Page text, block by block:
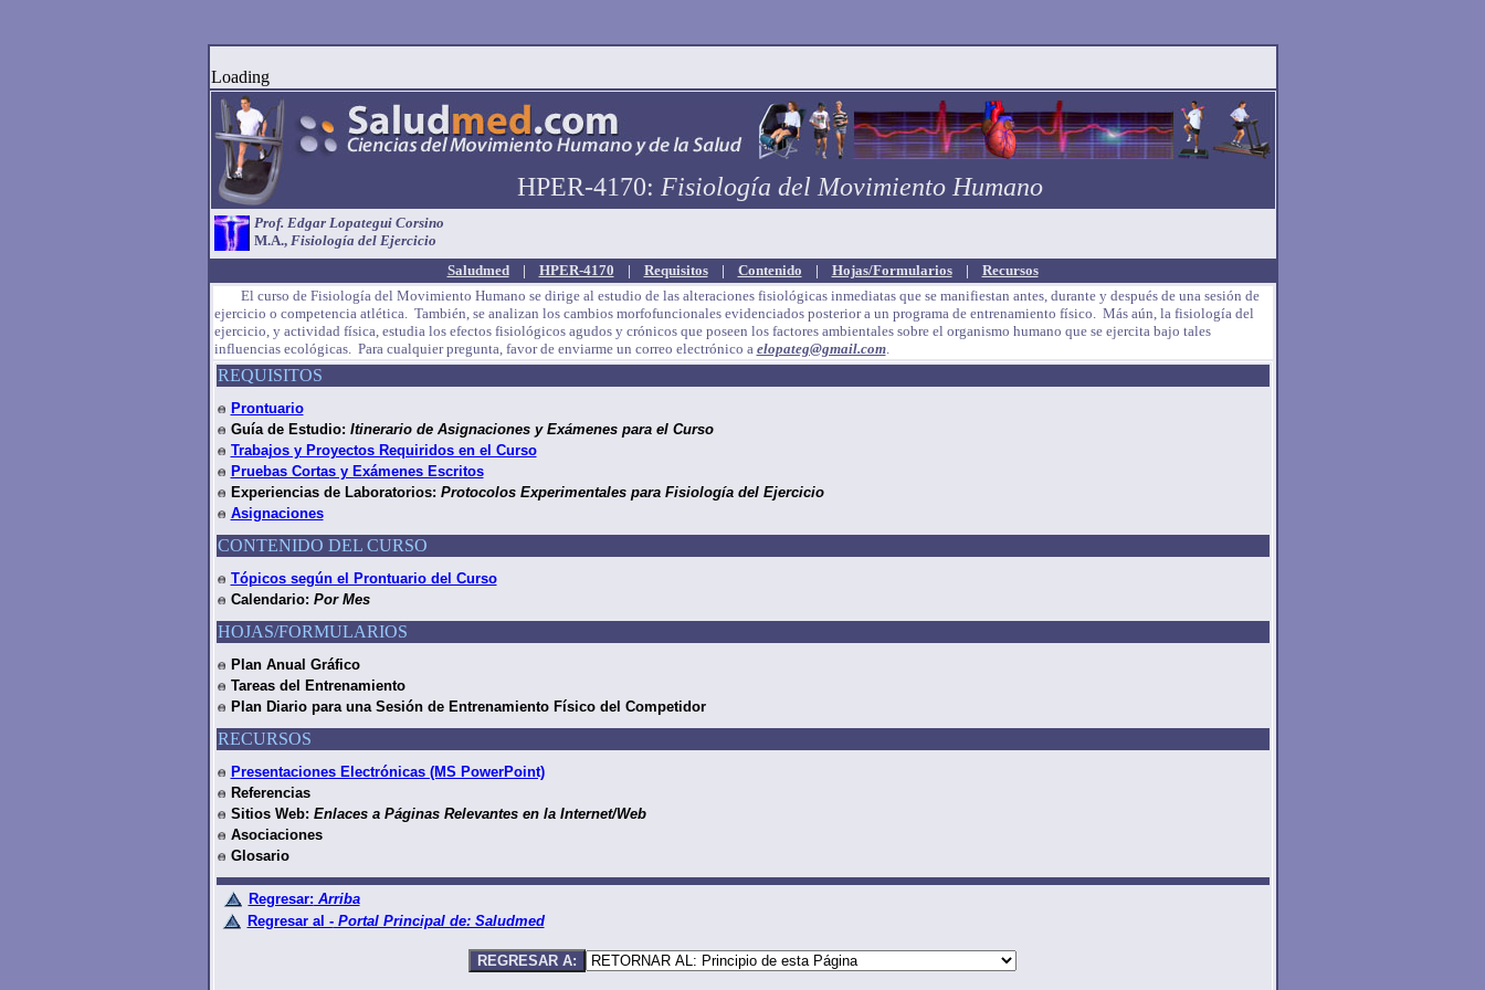
Loading
HPER-4170: Fisiología del Movimiento Humano
Prof. Edgar Lopategui Corsino
M.A., Fisiología del Ejercicio
Saludmed| HPER-4170 | Requisitos| Contenido | Hojas/Formularios| Recursos
El curso de Fisiología del Movimiento Humano se dirige al estudio de las alteraciones fisiológicas inmediatas que se manifiestan antes, durante y después de una sesión de
ejercicio o competencia atlética. También, se analizan los cambios morfofuncionales evidenciados posterior a un programa de entrenamiento físico. Más aún, la fisiología del
ejercicio, y actividad física, estudia los efectos fisiológicos agudos y crónicos que poseen los factores ambientales sobre el organismo humano que se ejercita bajo tales
influencias ecológicas. Para cualquier pregunta, favor de enviarme un correo electrónico a elopateg@gmail.com.
REQUISITOS
Prontuario
Guía de Estudio: Itinerario de Asignaciones y Exámenes para el Curso
Trabajos y Proyectos Requiridos en el Curso
Pruebas Cortas y Exámenes Escritos
Experiencias de Laboratorios: Protocolos Experimentales para Fisiología del Ejercicio
Asignaciones
CONTENIDO DEL CURSO
Tópicos según el Prontuario del Curso
Calendario: Por Mes
HOJAS/FORMULARIOS
Plan Anual Gráfico
Tareas del Entrenamiento
Plan Diario para una Sesión de Entrenamiento Físico del Competidor
RECURSOS
Presentaciones Electrónicas (MS PowerPoint)
Referencias
Sitios Web: Enlaces a Páginas Relevantes en la Internet/Web
Asociaciones
Glosario
Regresar: Arriba
Regresar al -Portal Principal de: Saludmed